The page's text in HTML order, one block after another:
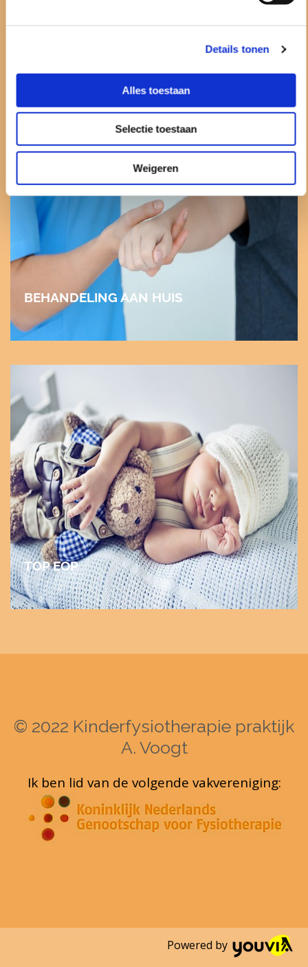
Details tonen
Alles toestaan
Selectie toestaan
Weigeren
KINDERFYSIOTHERAPIE
BEHANDELING AAN HUIS
TOP EOP
© 2022 Kinderfysiotherapie praktijk
A. Voogt
Ik ben lid van de volgende vakvereniging:
Powered by